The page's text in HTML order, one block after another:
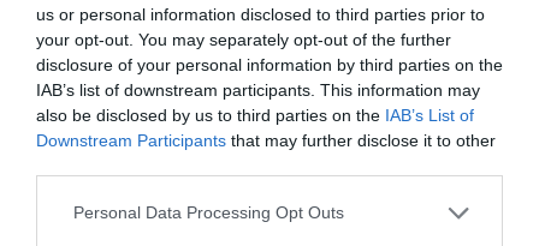
us or personal information disclosed to third parties prior to
your opt-out. You may separately opt-out of the further
disclosure of your personal information by third parties on the
IAB’s list of downstream participants. This information may
also be disclosed by us to third parties on the IAB’s List of
Downstream Participants that may further disclose it to other
Please note that this website/app uses one or more Google
Personal Data Processing Opt Outs